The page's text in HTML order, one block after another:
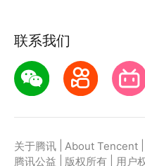
联系我们
关于腾讯 About Tencent
腾讯公益
版权所有 用户